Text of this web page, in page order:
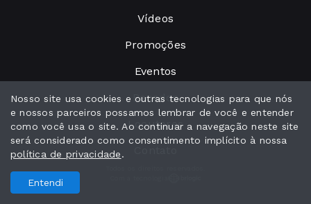
Vídeos
Promoções
Eventos
Recados
Locutores
Nosso site usa cookies e outras tecnologias para que nós
e nossos parceiros possamos lembrar de você e entender
como você usa o site. Ao continuar a navegação neste site
será considerado como consentimento implícito à nossa
política de privacidade.
Entendi